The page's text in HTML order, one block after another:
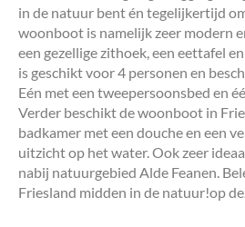
in de natuur bent én tegelijkertijd
woonboot is namelijk zeer modern
een gezellige zithoek, een eettafel
is geschikt voor 4 personen en
Eén met een tweepersoonsbed en
Verder beschikt de woonboot in
badkamer met een douche en een
uitzicht op het water. Ook zeer
nabij natuurgebied Alde Feanen.
Friesland midden in de natuur!op